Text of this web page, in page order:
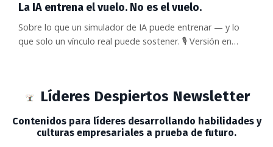
La IA entrena el vuelo. No es el vuelo.
Sobre lo que un simulador de IA puede entrenar — y lo
que solo un vínculo real puede sostener. 🎙️ Versión en
algo que hace cinco años hubiera sonado a ciencia ficción
suficientemente maduros ...
Líderes Despiertos Newsletter
Contenidos para líderes desarrollando habilidades y
culturas empresariales a prueba de futuro.